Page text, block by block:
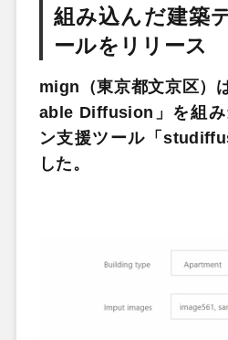
組み込んだ建築
ールをリリース
mign（東京都文京区）
able Diffusion」を組
ン支援ツール「
した。